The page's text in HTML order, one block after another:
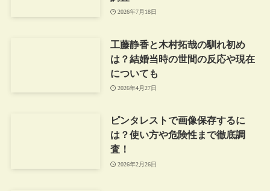
2026年7月18日
工藤静香と木村拓哉の馴れ初め
は？結婚当時の世間の反応や現在
についても
2026年4月27日
ピンタレストで画像保存するに
は？使い方や危険性まで徹底調
査！
2026年2月26日